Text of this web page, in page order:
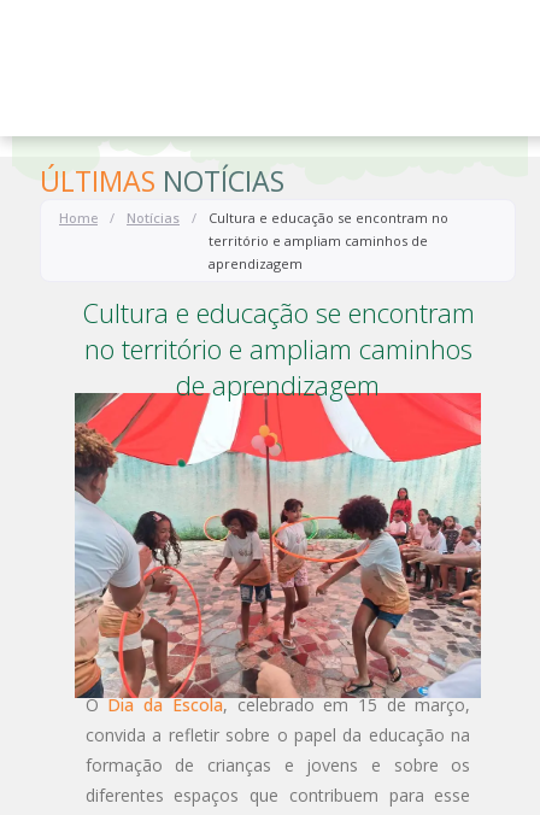
ÚLTIMAS NOTÍCIAS
Home / Notícias /
Cultura e educação se encontram no
território e ampliam caminhos de
aprendizagem
Cultura e educação se encontram
no território e ampliam caminhos
de aprendizagem
Notícias - 16 de março de 2026
ODia da Escola, celebrado em 15 de março,
convida a refletir sobre o papel da educação na
formação de crianças e jovens e sobre os
diferentes espaços que contribuem para esse